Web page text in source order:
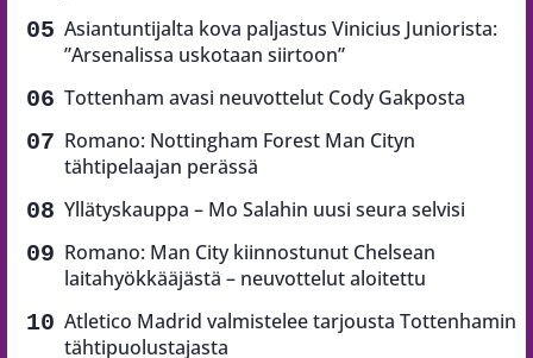
Asiantuntijalta kova paljastus Vinicius Juniorista:
”Arsenalissa uskotaan siirtoon”
Tottenham avasi neuvottelut Cody Gakposta
Romano: Nottingham Forest Man Cityn
tähtipelaajan perässä
Yllätyskauppa – Mo Salahin uusi seura selvisi
Romano: Man City kiinnostunut Chelsean
laitahyökkääjästä – neuvottelut aloitettu
Atletico Madrid valmistelee tarjousta Tottenhamin
tähtipuolustajasta